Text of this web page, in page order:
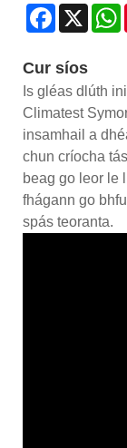
Facebook
X
Cur síos
Is gléas dlúth
Climatest
insamhail a
chun críocha
beag go leor le
fhágann go
spás teoranta.